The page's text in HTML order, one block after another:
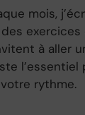
mois,
à aller
l’essentiel
votre rythme.